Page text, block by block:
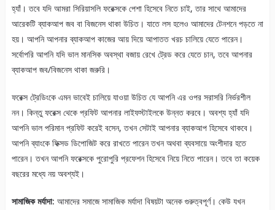
হ্যাঁ। তবে যদি আমরা সিরিয়াসলি ফরেক্সকে পেশা হিসেবে নিতে চাই, তার সাথে আমাদের
আরেকটি ব্যাকআপ জব বা বিজনেস থাকা উচিত। যাতে লস হলেও আমাদের টেনশনে পড়তে না
হয়। আপনি আপনার ব্যাকআপ কাজের আয় দিয়ে আপাতত খরচ চালিয়ে যেতে পারেন।
সর্বোপরি আপনি যদি ভাল মানসিক অবস্থা বজায় রেখে ট্রেড করে যেতে চান, তবে আপনার
ব্যাকআপ জব/বিজনেস থাকা জরুরি।
ফরেক্স ট্রেডিংকে এমন ভাবেই চালিয়ে যাওয়া উচিত যে আপনি এর ওপর সরাসরি নির্ভরশীল
নন। কিন্তু ফরেক্স থেকে প্রফিট আপনার লাইফস্টাইলকে উন্নত করবে। অবশ্য হ্যাঁ যদি
আপনি ভাল পরিমান প্রফিট করেই বসেন, তখন সেটাই আপনার ব্যাকআপ হিসেবে থাকবে।
আপনি ব্যাংকে ফিক্সড ডিপোজিট করে রাখতে পারেন তখন অথবা ব্যবসায়ে অংশীদার হতে
পারেন। তখন আপনি ফরেক্সকে পুরোপুরি প্রফেশন হিসেবে নিয়ে নিতে পারেন। তবে তা কয়েক
বছরের মধ্যে নয় অবশ্যই।
সামাজিক মর্যাদা: আমাদের সমাজে সামাজিক মর্যাদা বিষয়টা অনেক গুরুত্বপূর্ণ। কেউ যখন